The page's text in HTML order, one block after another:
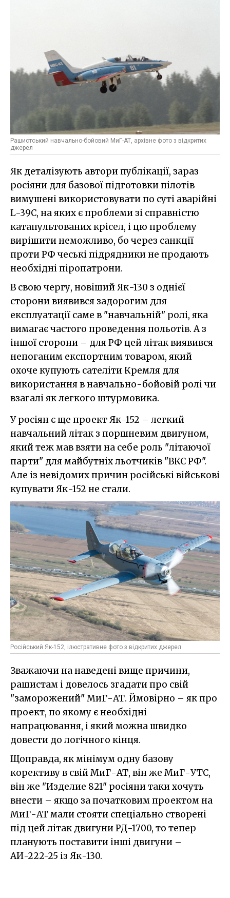
Рашистський навчально-бойовий МиГ-АТ, архівне фото з відкритих
джерел
Як деталізують автори публікації, зараз
росіяни для базової підготовки пілотів
вимушені використовувати по суті аварійні
L-39C, на яких є проблеми зі справністю
катапультованих крісел, і цю проблему
вирішити неможливо, бо через санкції
проти РФ чеські підрядники не продають
необхідні піропатрони.
В свою чергу, новіший Як-130 з однієї
сторони виявився задорогим для
експлуатації саме в "навчальній" ролі, яка
вимагає частого проведення польотів. А з
іншої сторони – для РФ цей літак виявився
непоганим експортним товаром, який
охоче купують сателіти Кремля для
використання в навчально-бойовій ролі чи
взагалі як легкого штурмовика.
У росіян є ще проект Як-152 – легкий
навчальний літак з поршневим двигуном,
який теж мав взяти на себе роль "літаючої
парти" для майбутніх льотчиків "ВКС РФ".
Але із невідомих причин російські військові
купувати Як-152 не стали.
Російський Як-152, ілюстративне фото з відкритих джерел
Зважаючи на наведені вище причини,
рашистам і довелось згадати про свій
"заморожений" МиГ-АТ. Ймовірно – як про
проект, по якому є необхідні
напрацювання, і який можна швидко
довести до логічного кінця.
Щоправда, як мінімум одну базову
корективу в свій МиГ-АТ, він же МиГ-УТС,
він же "Изделие 821" росіяни таки хочуть
внести – якщо за початковим проектом на
МиГ-АТ мали стояти спеціально створені
під цей літак двигуни РД-1700, то тепер
планують поставити інші двигуни –
АИ-222-25 із Як-130.